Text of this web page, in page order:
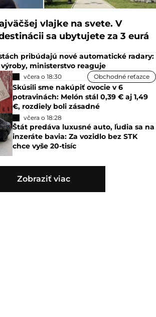
vlajke na svete. V
sa ubytujete za 3 eurá
pribúdajú nové automatické radary:
výroby, ministerstvo reaguje
včera o 18:30 Obchodné reťazce
Skúsili sme nakúpiť ovocie v 6
potravinách: Melón stál 0,39 € aj 1,49
€, rozdiely boli zásadné
včera o 18:28
Štát predáva luxusné auto, ľudia sa na
inzeráte bavia: Za vozidlo bez STK
chce vyše 20-tisíc
Zobraziť viac